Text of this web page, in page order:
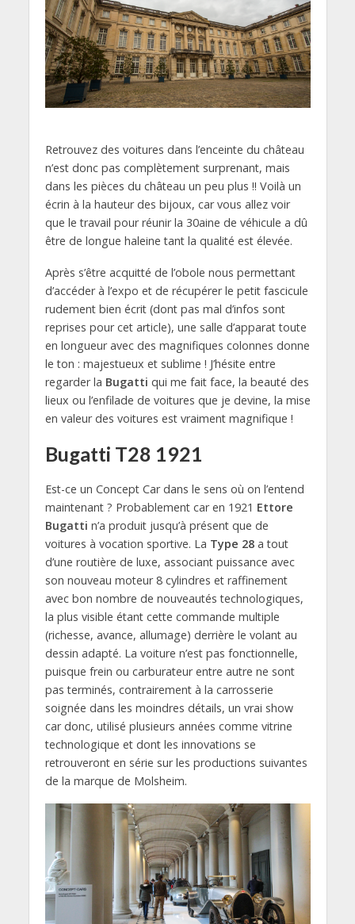
Retrouvez des voitures dans l’enceinte du château
n’est donc pas complètement surprenant, mais
dans les pièces du château un peu plus !! Voilà un
écrin à la hauteur des bijoux, car vous allez voir
que le travail pour réunir la 30aine de véhicule a dû
être de longue haleine tant la qualité est élevée.
Après s’être acquitté de l’obole nous permettant
d’accéder à l’expo et de récupérer le petit fascicule
rudement bien écrit (dont pas mal d’infos sont
reprises pour cet article), une salle d’apparat toute
en longueur avec des magnifiques colonnes donne
le ton : majestueux et sublime ! J’hésite entre
regarder la Bugatti qui me fait face, la beauté des
lieux ou l’enfilade de voitures que je devine, la mise
en valeur des voitures est vraiment magnifique !
Bugatti T28 1921
Est-ce un Concept Car dans le sens où on l’entend
maintenant ? Probablement car en 1921 Ettore
Bugatti n’a produit jusqu’à présent que de
voitures à vocation sportive. La Type 28a tout
d’une routière de luxe, associant puissance avec
son nouveau moteur 8 cylindres et raffinement
avec bon nombre de nouveautés technologiques,
la plus visible étant cette commande multiple
(richesse, avance, allumage) derrière le volant au
dessin adapté. La voiture n’est pas fonctionnelle,
puisque frein ou carburateur entre autre ne sont
pas terminés, contrairement à la carrosserie
soignée dans les moindres détails, un vrai show
car donc, utilisé plusieurs années comme vitrine
technologique et dont les innovations se
retrouveront en série sur les productions suivantes
de la marque de Molsheim.